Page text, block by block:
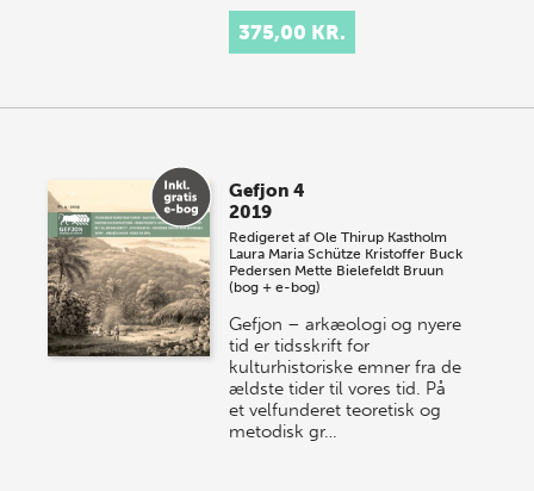
375,00 KR.
Gefjon 4
2019
Redigeret afOle Thirup Kastholm
Laura Maria Schütze Kristoffer Buck
Pedersen Mette Bielefeldt Bruun
(bog + e-bog)
Gefjon – arkæologi og nyere
tid er tidsskrift for
kulturhistoriske emner fra de
ældste tider til vores tid. På
et velfunderet teoretisk og
metodisk gr…